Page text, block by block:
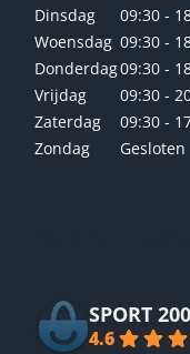
Dinsdag
09:30 -
Woensdag 09:30 -
Donderdag09:30 -
Vrijdag
09:30 -
Zaterdag
09:30 -
Zondag
Gesloten
SPORT
4.6